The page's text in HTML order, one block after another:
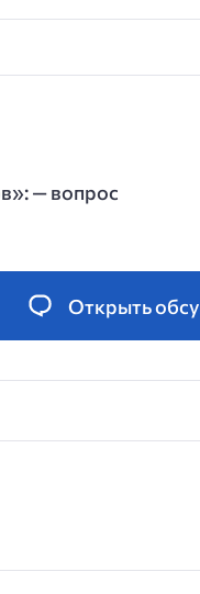
— вопрос
Открыть